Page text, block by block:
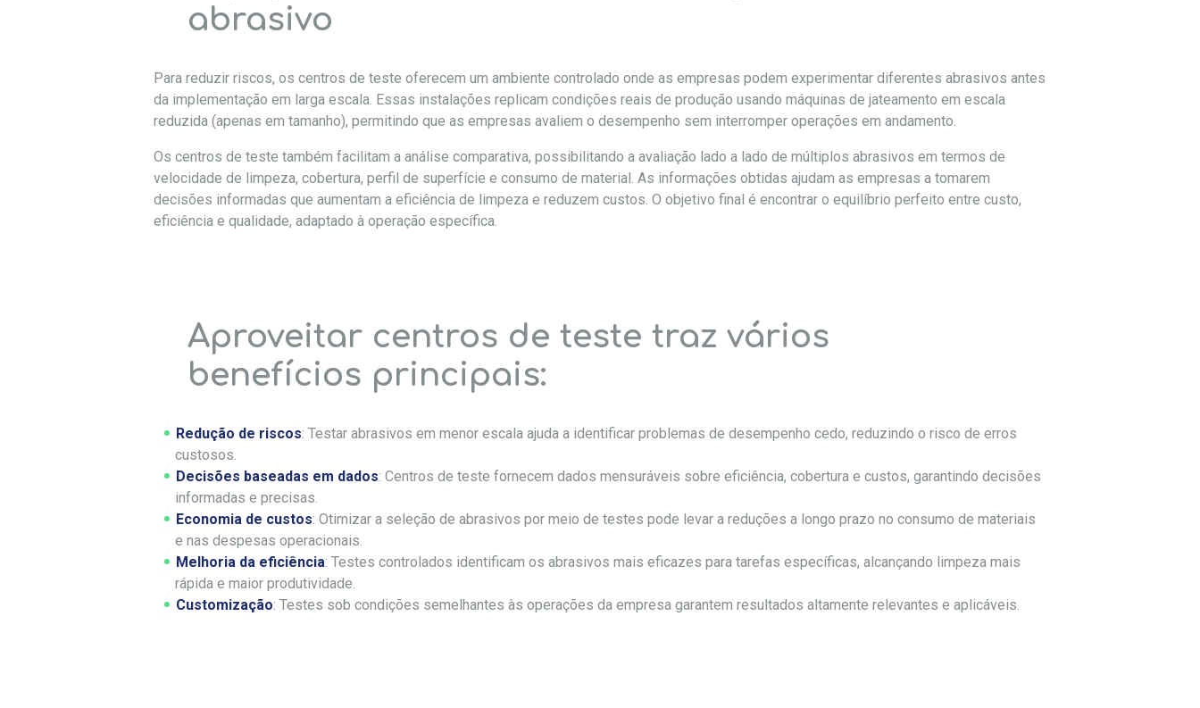
abrasivo
Para reduzir riscos, os centros de teste oferecem um ambiente controlado onde as empresas podem experimentar diferentes abrasivos antes
da implementação em larga escala. Essas instalações replicam condições reais de produção usando máquinas de jateamento em escala
reduzida (apenas em tamanho), permitindo que as empresas avaliem o desempenho sem interromper operações em andamento.
Os centros de teste também facilitam a análise comparativa, possibilitando a avaliação lado a lado de múltiplos abrasivos em termos de
velocidade de limpeza, cobertura, perfil de superfície e consumo de material. As informações obtidas ajudam as empresas a tomarem
decisões informadas que aumentam a eficiência de limpeza e reduzem custos. O objetivo final é encontrar o equilíbrio perfeito entre custo,
eficiência e qualidade, adaptado à operação específica.
Aproveitar centros de teste traz vários
benefícios principais:
Redução de riscos: Testar abrasivos em menor escala ajuda a identificar problemas de desempenho cedo, reduzindo o risco de erros
custosos.
Decisões baseadas em dados: Centros de teste fornecem dados mensuráveis sobre eficiência, cobertura e custos, garantindo decisões
informadas e precisas.
Economia de custos: Otimizar a seleção de abrasivos por meio de testes pode levar a reduções a longo prazo no consumo de materiais
e nas despesas operacionais.
Melhoria da eficiência: Testes controlados identificam os abrasivos mais eficazes para tarefas específicas, alcançando limpeza mais
rápida e maior produtividade.
Customização: Testes sob condições semelhantes às operações da empresa garantem resultados altamente relevantes e aplicáveis.